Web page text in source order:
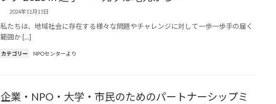
2024年11月15日
私たちは、地域社会に存在する様々な問題やチャレンジに対して一歩一歩手の届く
範囲か […]
カテゴリー NPOセンターより
企業・NPO・大学・市民のためのパートナーシップミ